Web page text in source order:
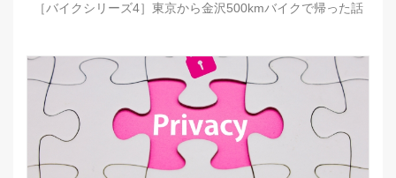
［バイクシリーズ4］東京から金沢500kmバイクで帰った話